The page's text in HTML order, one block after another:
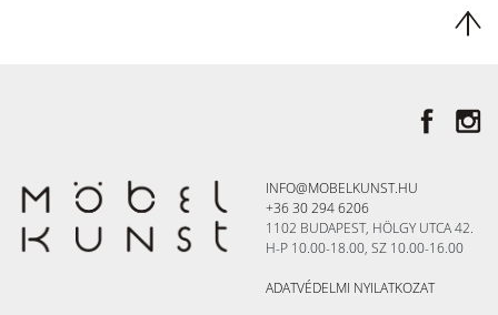
INFO@MOBELKUNST.HU
+36 30 294 6206
1102 BUDAPEST, HÖLGY UTCA 42.
H-P 10.00-18.00, SZ 10.00-16.00
ADATVÉDELMI NYILATKOZAT